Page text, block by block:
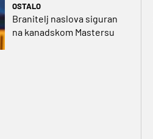
OSTALO
Branitelj naslova siguran
na kanadskom Mastersu